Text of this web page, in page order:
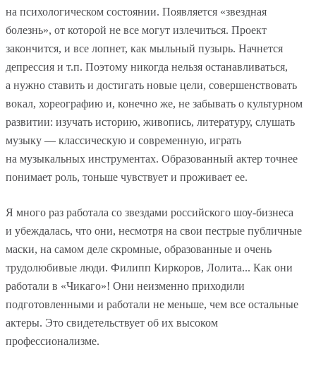
на психологическом состоянии. Появляется «звездная
болезнь», от которой не все могут излечиться. Проект
закончится, и все лопнет, как мыльный пузырь. Начнется
депрессия и т.п. Поэтому никогда нельзя останавливаться,
а нужно ставить и достигать новые цели, совершенствовать
вокал, хореографию и, конечно же, не забывать о культурном
развитии: изучать историю, живопись, литературу, слушать
музыку — классическую и современную, играть
на музыкальных инструментах. Образованный актер точнее
понимает роль, тоньше чувствует и проживает ее.
Я много раз работала со звездами российского шоу-бизнеса
и убеждалась, что они, несмотря на свои пестрые публичные
маски, на самом деле скромные, образованные и очень
трудолюбивые люди. Филипп Киркоров, Лолита... Как они
работали в «Чикаго»! Они неизменно приходили
подготовленными и работали не меньше, чем все остальные
актеры. Это свидетельствует об их высоком
профессионализме.